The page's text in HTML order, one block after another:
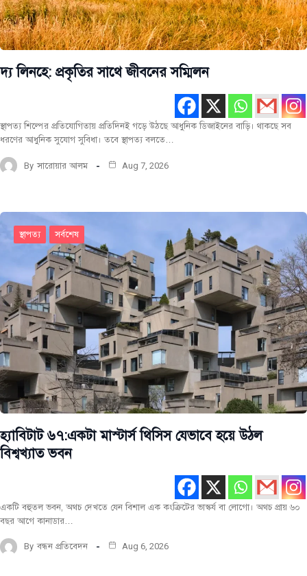
দ্য লিনহে: প্রকৃতির সাথে জীবনের সম্মিলন
স্থাপত্য শিল্পের প্রতিযোগিতায় প্রতিদিনই গড়ে উঠছে আধুনিক ডিজাইনের বাড়ি। থাকছে সব
ধরণের আধুনিক সুযোগ সুবিধা। তবে স্থাপত্য বলতে…
By সারোয়ার আলম Aug 7, 2026
স্থাপত্য সর্বশেষ
হ্যাবিটাট ৬৭:একটা মাস্টার্স থিসিস যেভাবে হয়ে উঠল
বিশ্বখ্যাত ভবন
একটি বহুতল ভবন, অথচ দেখতে যেন বিশাল এক কংক্রিটের ভাস্কর্য বা লোগো। অথচ প্রায় ৬০
বছর আগে কানাডার…
By বন্ধন প্রতিবেদন Aug 6, 2026